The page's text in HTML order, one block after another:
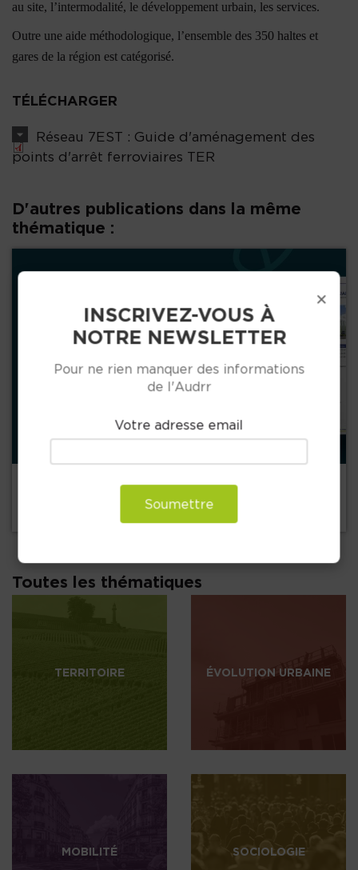
au site, l’intermodalité, le développement urbain, les services.
Outre une aide méthodologique, l’ensemble des 350 haltes et
gares de la région est catégorisé.
TÉLÉCHARGER
Réseau 7EST : Guide d'aménagement des
points d'arrêt ferroviaires TER
D'autres publications dans la même
thématique :
Précédent
Toutes les thématiques
TERRITOIRE ÉVOLUTION URBAINE
MOBILITÉ SOCIOLOGIE
×
INSCRIVEZ-VOUS À
NOTRE NEWSLETTER
Pour ne rien manquer des informations
de l'Audrr
Votre adresse email
Soumettre